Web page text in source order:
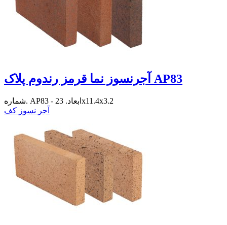
آجرنسوز نما قرمز رندوم پلاک AP83
شماره. AP83 - ابعاد. 23x11.4x3.2
آجر نسوز کف